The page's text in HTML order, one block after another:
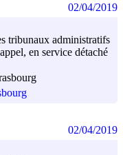
tribunaux administratifs
en service détaché
02/04/2019
02/04/2019